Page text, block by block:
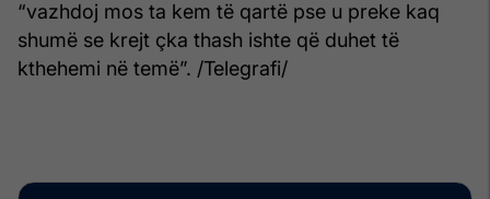
“vazhdoj mos ta kem të qartë pse u preke kaq
shumë se krejt çka thash ishte që duhet të
kthehemi në temë”. /Telegrafi/